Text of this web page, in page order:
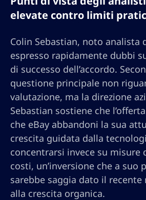
elevate contro limiti
Colin Sebastian, noto analista
espresso rapidamente dubbi
di successo dell’accordo.
questione principale non
valutazione, ma la direzione
Sebastian sostiene che
che eBay abbandoni la sua
crescita guidata dalla
concentrarsi invece su misure
costi, un’inversione che a suo
sarebbe saggia dato il
alla crescita organica.